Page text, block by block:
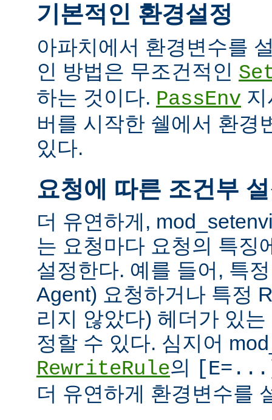
기본적인 환경설정
아파치에서 환경변수를
인 방법은 무조건적인
하는 것이다. PassEnv
버를 시작한 쉘에서 환경
있다.
요청에 따른 조건부
더 유연하게,
는 요청마다 요청의 특징
설정한다. 예를 들어, 특
Agent) 요청하거나 특정
리지 않았다) 헤더가 있
정할 수 있다. 심지어
RewriteRule의
더 유연하게 환경변수를